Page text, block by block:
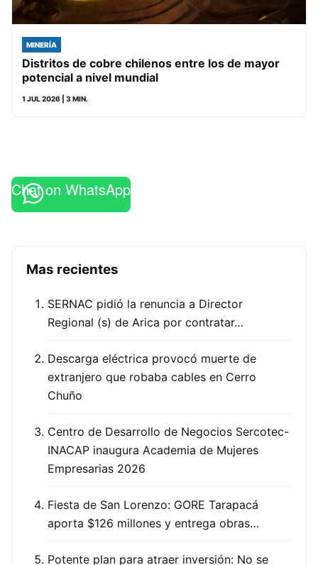
MINERÍA
Distritos de cobre chilenos entre los de mayor
potencial a nivel mundial
1 JUL 2026 | 3 MIN.
Chat on WhatsApp
Mas recientes
SERNAC pidió la renuncia a Director
Regional (s) de Arica por contratar…
Descarga eléctrica provocó muerte de
extranjero que robaba cables en Cerro
Chuño
Centro de Desarrollo de Negocios Sercotec-
INACAP inaugura Academia de Mujeres
Empresarias 2026
Fiesta de San Lorenzo: GORE Tarapacá
aporta $126 millones y entrega obras…
Potente plan para atraer inversión: No se